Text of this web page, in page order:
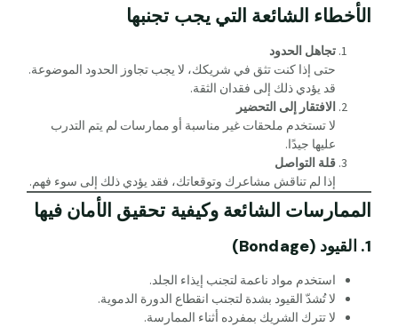
الأخطاء الشائعة التي يجب تجنبها
تجاهل الحدود
حتى إذا كنت تثق في شريكك، لا يجب تجاوز الحدود الموضوعة.
قد يؤدي ذلك إلى فقدان الثقة.
الافتقار إلى التحضير
لا تستخدم ملحقات غير مناسبة أو ممارسات لم يتم التدرب
عليها جيدًا.
قلة التواصل
إذا لم تناقش مشاعرك وتوقعاتك، فقد يؤدي ذلك إلى سوء فهم.
الممارسات الشائعة وكيفية تحقيق الأمان فيها
1. القيود (Bondage)
استخدم مواد ناعمة لتجنب إيذاء الجلد.
لا تُشدّ القيود بشدة لتجنب انقطاع الدورة الدموية.
لا تترك الشريك بمفرده أثناء الممارسة.